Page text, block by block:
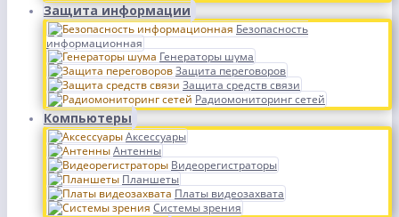
Защита информации
Безопасность
информационная
Генераторы шума
Защита переговоров
Защита средств связи
Радиомониторинг сетей
Компьютеры
Аксессуары
Антенны
Видеорегистраторы
Планшеты
Платы видеозахвата
Системы зрения